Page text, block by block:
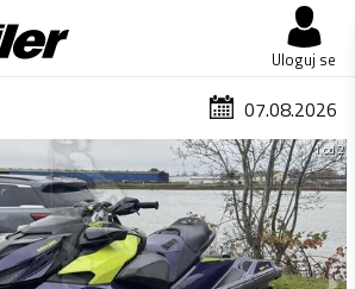
Uloguj se
07.08.2026
1 od 2